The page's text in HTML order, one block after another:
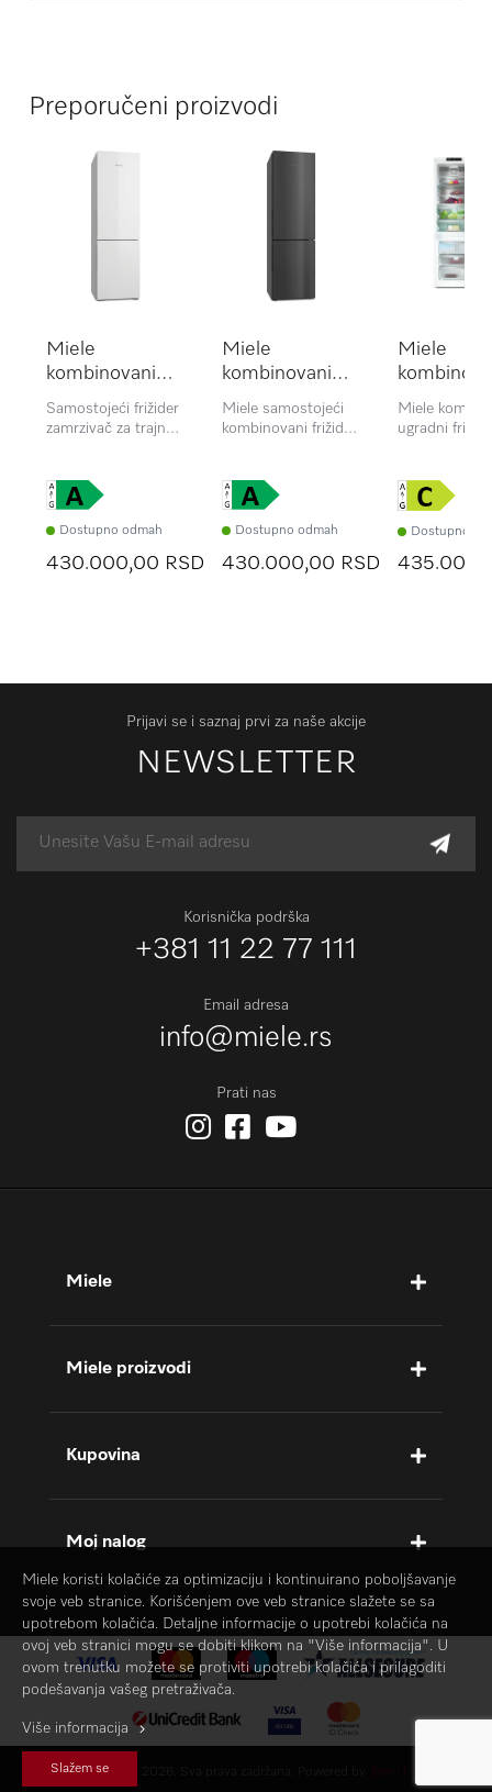
Preporučeni proizvodi
Miele
kombinovani
frižider KFN
4898 AD BW
Samostojeći frižider
zamrzivač za trajnu
Active i
Freeze&Cool.
Dostupno odmah
430.000,00 RSD
Miele
kombinovani
frižider KFN
4898 A-10 D
Miele samostojeći
kombinovani frižider
komfor zahvaljujući
PerfectFresh Active
i Freeze&Cool
Dostupno odmah
430.000,00 RSD
Miele
ugradni
KFN 7795
Miele
ugradni
Freeze&Cool i
IceMaker za
izvanredan
Dostupno
Prijavi se i saznaj prvi za naše akcije
NEWSLETTER
Korisnička podrška
+381 11 22 77 111
Email adresa
info@miele.rs
Prati nas
Miele
Miele proizvodi
Kupovina
Moj nalog
MIELE © 2026. Sva prava zadržana. Powered by
Miele koristi kolačiće za optimizaciju i kontinuirano poboljšavanje
svoje veb stranice. Korišćenjem ove veb stranice slažete se sa
upotrebom kolačića. Detaljne informacije o upotrebi kolačića na
ovoj veb stranici mogu se dobiti klikom na "Više informacija". U
ovom trenutku možete se protiviti upotrebi kolačića i prilagoditi
podešavanja vašeg pretraživača.
Više informacija
Slažem se